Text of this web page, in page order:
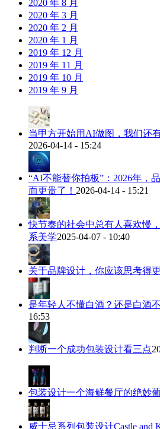
2020 年 8 月
2020 年 3 月
2020 年 2 月
2020 年 1 月
2019 年 12 月
2019 年 11 月
2019 年 10 月
2019 年 9 月
当甲方开始用AI做图，我们还
2026-04-14 - 15:24
“AI不能替你拍板”：2026年，
而更贵了！ 2026-04-14 - 15:21
快节奏的社会中总有人喜欢慢
系美学2025-04-07 - 10:40
关于品牌设计，你应该思考得
是年轻人不懂白酒？还是白酒
16:53
判断一个成功包装设计看三点
包装设计一个海鲜餐厅的绝妙
威士忌系列包装设计Castle and